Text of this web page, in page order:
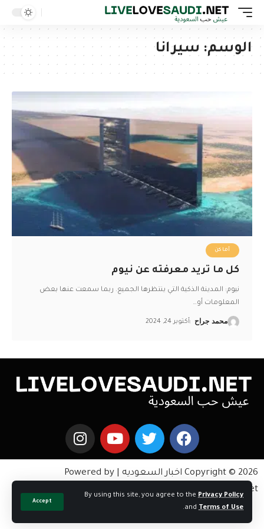
By using this site, you agree to the Privacy Policy
and Terms of Use
.
Accept
الوسم: سيرانا
أماكن
كل ما تريد معرفته عن نيوم
نيوم: المدينة الذكية التي ينتظرها الجميع. ربما سمعت عنها بعض
المعلومات أو…
محمد جراح أكتوبر 24, 2024
Copyright © 2026 اخبار السعوديه | Powered by
livelovesaudi.net